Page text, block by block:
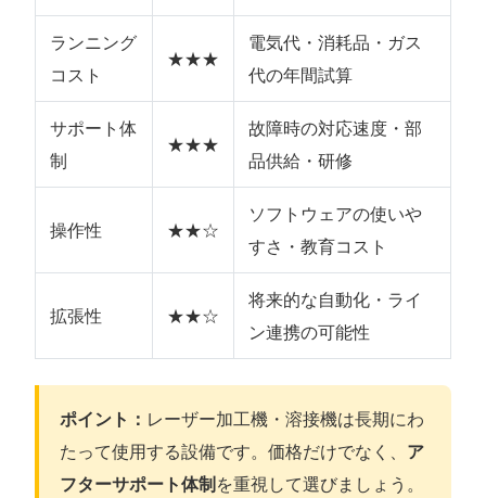
ランニング
コスト
★★★
電気代・消耗品・ガス
代の年間試算
サポート体
制
★★★
故障時の対応速度・部
品供給・研修
操作性 ★★☆
ソフトウェアの使いや
すさ・教育コスト
拡張性 ★★☆
将来的な自動化・ライ
ン連携の可能性
ポイント： レーザー加工機・溶接機は長期にわ
たって使用する設備です。価格だけでなく、 ア
フターサポート体制を重視して選びましょう。